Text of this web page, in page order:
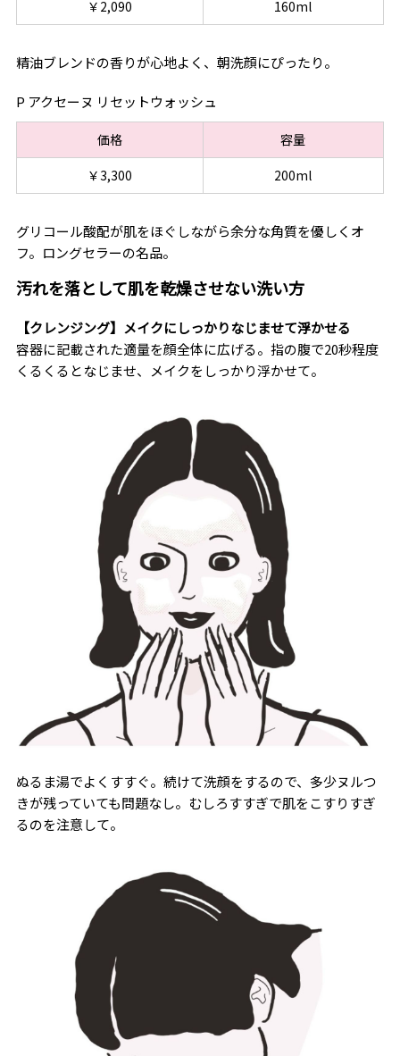
￥2,090 160ml
精油ブレンドの香りが心地よく、朝洗顔にぴったり。
P アクセーヌ リセットウォッシュ
価格
容量
￥3,300
200ml
グリコール酸配が肌をほぐしながら余分な角質を優しくオ
フ。ロングセラーの名品。
汚れを落として肌を乾燥させない洗い方
【クレンジング】メイクにしっかりなじませて浮かせる
容器に記載された適量を顔全体に広げる。指の腹で20秒程度
くるくるとなじませ、メイクをしっかり浮かせて。
ぬるま湯でよくすすぐ。続けて洗顔をするので、多少ヌルつ
きが残っていても問題なし。むしろすすぎで肌をこすりすぎ
るのを注意して。